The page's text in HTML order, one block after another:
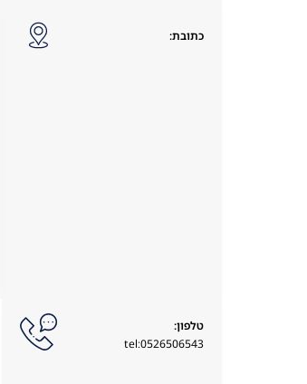
כתובת:
טלפון:
tel:0526506543